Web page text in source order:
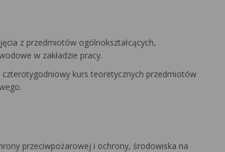
z przedmiotów ogólnokształcących,
w zakładzie pracy.
kurs teoretycznych przedmiotów
przeciwpożarowej i ochrony, środowiska na